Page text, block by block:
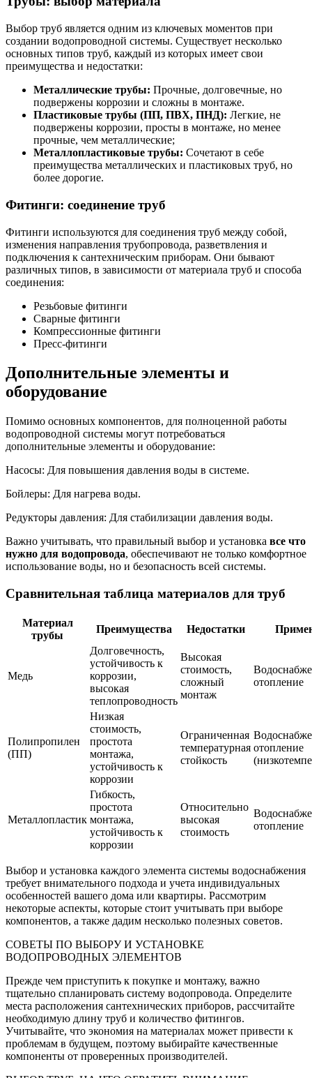
Выбор труб является одним из ключевых моментов при
создании водопроводной системы. Существует несколько
основных типов труб, каждый из которых имеет свои
преимущества и недостатки:
Металлические трубы: Прочные, долговечные, но
подвержены коррозии и сложны в монтаже.
Пластиковые трубы (ПП, ПВХ, ПНД): Легкие, не
подвержены коррозии, просты в монтаже, но менее
прочные, чем металлические;
Металлопластиковые трубы: Сочетают в себе
преимущества металлических и пластиковых труб, но
более дорогие.
Фитинги: соединение труб
Фитинги используются для соединения труб между собой,
изменения направления трубопровода, разветвления и
подключения к сантехническим приборам. Они бывают
различных типов, в зависимости от материала труб и способа
соединения:
Резьбовые фитинги
Сварные фитинги
Компрессионные фитинги
Пресс-фитинги
Дополнительные элементы и
оборудование
Помимо основных компонентов, для полноценной работы
водопроводной системы могут потребоваться
дополнительные элементы и оборудование:
Насосы: Для повышения давления воды в системе.
Бойлеры: Для нагрева воды.
Редукторы давления: Для стабилизации давления воды.
Важно учитывать, что правильный выбор и установка все что
нужно для водопровода, обеспечивают не только комфортное
использование воды, но и безопасность всей системы.
Сравнительная таблица материалов для труб
Материал
трубы
Преимущества Недостатки
Медь
Долговечность,
устойчивость к
коррозии,
высокая
теплопроводность
Высокая
стоимость,
сложный
монтаж
отопление
Полипропилен
(ПП)
Низкая
стоимость,
простота
монтажа,
устойчивость к
коррозии
Ограниченная
температурная
стойкость
отопление
Металлопластик
Гибкость,
простота
монтажа,
устойчивость к
коррозии
Относительно
высокая
стоимость
отопление
Выбор и установка каждого элемента системы водоснабжения
требует внимательного подхода и учета индивидуальных
особенностей вашего дома или квартиры. Рассмотрим
некоторые аспекты, которые стоит учитывать при выборе
компонентов, а также дадим несколько полезных советов.
СОВЕТЫ ПО ВЫБОРУ И УСТАНОВКЕ
ВОДОПРОВОДНЫХ ЭЛЕМЕНТОВ
Прежде чем приступить к покупке и монтажу, важно
тщательно спланировать систему водопровода. Определите
места расположения сантехнических приборов, рассчитайте
необходимую длину труб и количество фитингов.
Учитывайте, что экономия на материалах может привести к
проблемам в будущем, поэтому выбирайте качественные
компоненты от проверенных производителей.